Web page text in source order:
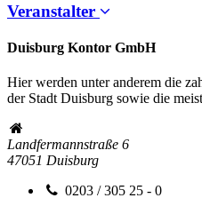
Veranstalter
Duisburg Kontor GmbH
Hier werden unter anderem die
der Stadt Duisburg sowie die
Landfermannstraße 6
47051 Duisburg
0203 / 305 25 - 0